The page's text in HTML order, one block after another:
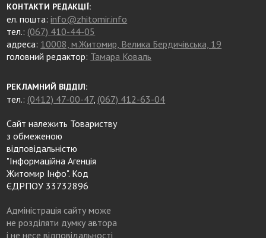
КОНТАКТИ РЕДАКЦІЇ:
ел. пошта:info@zhitomir.info
тел.: (067) 410-44-05
адреса: 10008, м.Житомир, Велика Бердичівська, 19
головний редактор: Тамара Коваль
РЕКЛАМНИЙ ВІДДІЛ:
тел.: (0412) 47-00-47, (067) 412-63-04
Сайт належить Товариству
з обмеженою
відповідальністю
"Інформаційна Агенція
Житомир Інфо". Код
ЄДРПОУ 33732896
Адміністрація сайту може
не розділяти думку автора
і не несе відповідальності